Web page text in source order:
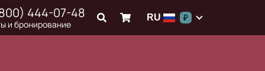
444-07-48
и бронирование
RU ₽